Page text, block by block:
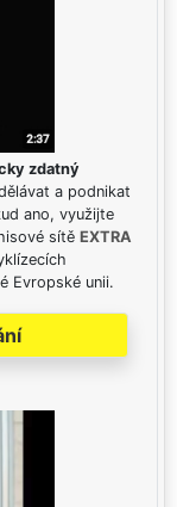
zdatný
a podnikat
ano, využijte
sítě EXTRA
Evropské unii.